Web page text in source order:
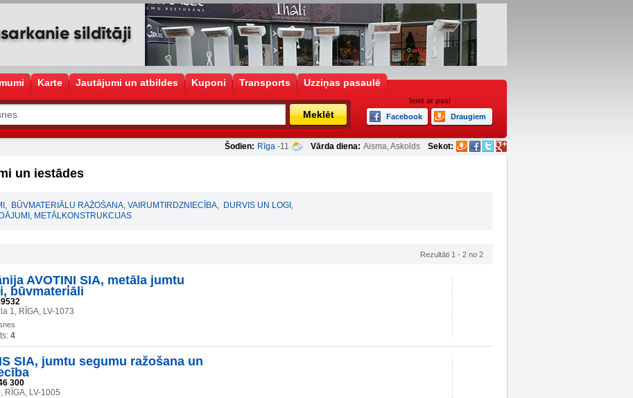
Karte Jautājumi un atbildes Kuponi Transports Uzziņas pasaulē
Meklēt
Ieiet ar pasi
Facebook
Draugiem
Šodien: Rīga -11 Vārda diena: Aisma, Askolds Sekot:
un iestādes
, BŪVMATERIĀLU RAŽOŠANA, VAIRUMTIRDZNIECĪBA, DURVIS UN LOGI ,
METĀLKONSTRUKCIJAS
Rezultāti 1 - 2 no 2
AVOTIŅI SIA, metāla jumtu
būvmateriāli
1, RĪGA, LV-1073
4
SIA, jumtu segumu ražošana un
300
RĪGA, LV-1005